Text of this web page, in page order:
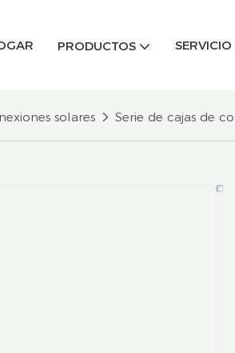
PRODUCTOS SERVICIO
solares Serie de cajas de